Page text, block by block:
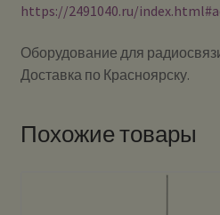
https://2491040.ru/
Оборудование для
Доставка по Красноярску.
Похожие товары